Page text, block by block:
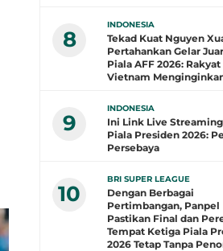
8
INDONESIA
Tekad Kuat Nguyen
Pertahankan Gelar
Piala AFF 2026: Rakyat
Vietnam
9
INDONESIA
Ini Link Live
Piala Presiden 2026:
Persebaya
10
BRI SUPER LEAGUE
Dengan Berbagai
Pertimbangan, Panpel
Pastikan Final dan
Tempat Ketiga Piala
2026 Tetap Tanpa